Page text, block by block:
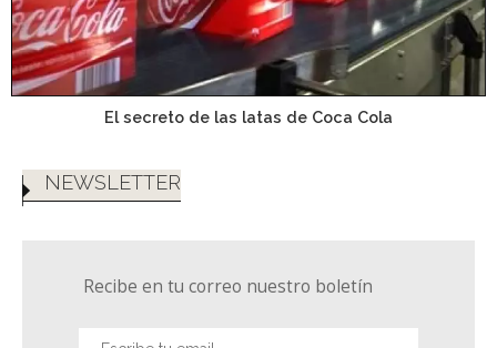
El secreto de las latas de Coca Cola
NEWSLETTER
Recibe en tu correo nuestro boletín